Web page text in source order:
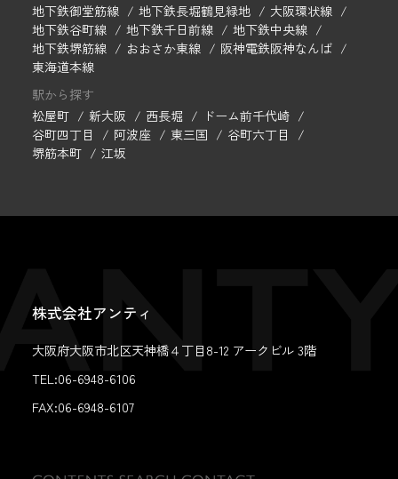
地下鉄御堂筋線
地下鉄長堀鶴見緑地
大阪環状線
地下鉄谷町線
地下鉄千日前線
地下鉄中央線
地下鉄堺筋線
おおさか東線
阪神電鉄阪神なんば
東海道本線
駅から探す
松屋町
新大阪 西長堀
ドーム前千代崎
谷町四丁目
阿波座 東三国
谷町六丁目
堺筋本町
江坂
株式会社アンティ
大阪府大阪市北区天神橋４丁目8-12 アークビル 3階
TEL:06-6948-6106
FAX:06-6948-6107